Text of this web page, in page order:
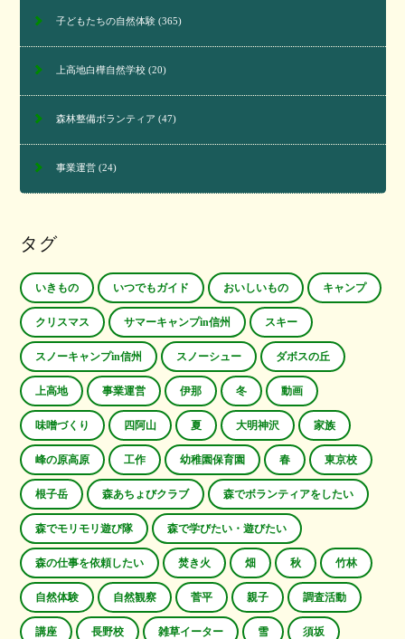
子どもたちの自然体験(365)
上高地白樺自然学校(20)
森林整備ボランティア (47)
事業運営(24)
タグ
いきもの いつでもガイド おいしいもの キャンプ
クリスマス サマーキャンプin信州 スキー
スノーキャンプin信州 スノーシュー ダボスの丘
上高地 事業運営 伊那 冬 動画
味噌づくり 四阿山 夏 大明神沢 家族
峰の原高原 工作 幼稚園保育園 春 東京校
根子岳 森あちょびクラブ 森でボランティアをしたい
森でモリモリ遊び隊 森で学びたい・遊びたい
森の仕事を依頼したい 焚き火 畑 秋 竹林
自然体験 自然観察 菅平 親子 調査活動
講座 長野校 雑草イーター 雪 須坂